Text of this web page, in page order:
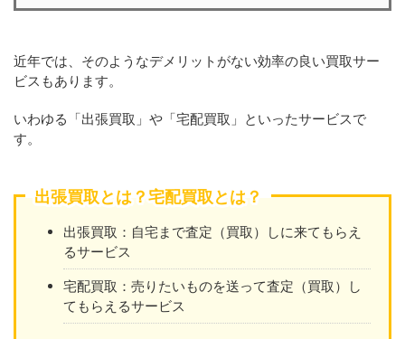
近年では、そのようなデメリットがない効率の良い買取サー
ビスもあります。
いわゆる「出張買取」や「宅配買取」といったサービスで
す。
出張買取とは？宅配買取とは？
出張買取：自宅まで査定（買取）しに来てもらえ
るサービス
宅配買取：売りたいものを送って査定（買取）し
てもらえるサービス